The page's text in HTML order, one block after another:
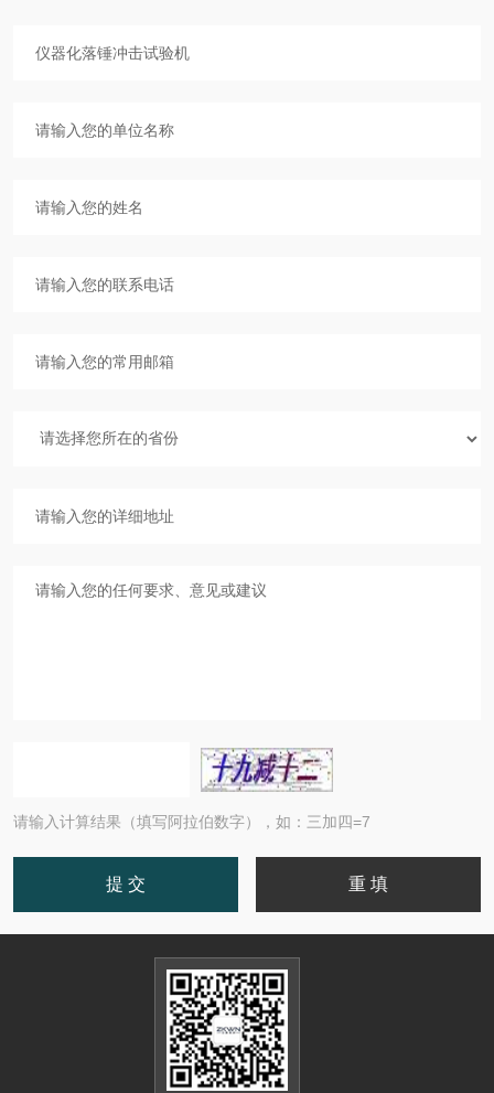
请输入计算结果（填写阿拉伯数字），如：三加四=7